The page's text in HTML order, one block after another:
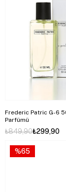
Frederic Patric G-6
Parfümü
₺299,90
₺849,90
%65